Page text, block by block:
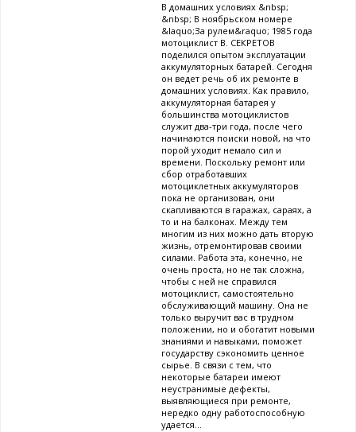
В домашних условиях &nbsp;
&nbsp; В ноябрьском номере
&laquo;За рулем&raquo; 1985 года
мотоциклист В. СЕКРЕТОВ
поделился опытом эксплуатации
аккумуляторных батарей. Сегодня
он ведет речь об их ремонте в
домашних условиях. Как правило,
аккумуляторная батарея у
большинства мотоциклистов
служит два-три года, после чего
начинаются поиски новой, на что
порой уходит немало сил и
времени. Поскольку ремонт или
сбор отработавших
мотоциклетных аккумуляторов
пока не организован, они
скапливаются в гаражах, сараях, а
то и на балконах. Между тем
многим из них можно дать вторую
жизнь, отремонтировав своими
силами. Работа эта, конечно, не
очень проста, но не так сложна,
чтобы с ней не справился
мотоциклист, самостоятельно
обслуживающий машину. Она не
только выручит вас в трудном
положении, но и обогатит новыми
знаниями и навыками, поможет
государству сэкономить ценное
сырье. В связи с тем, что
некоторые батареи имеют
неустранимые дефекты,
выявляющиеся при ремонте,
нередко одну работоспособную
удается...